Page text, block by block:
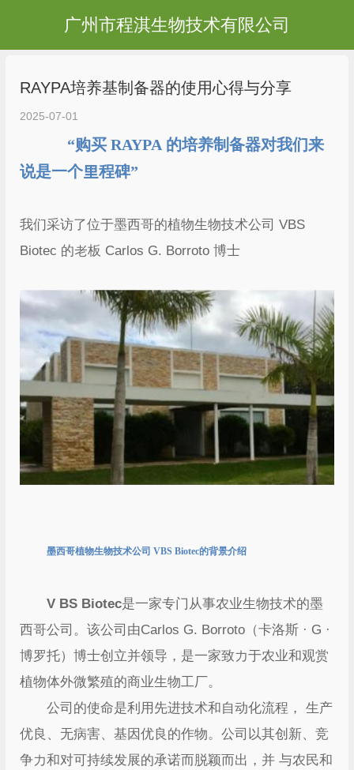
广州市程淇生物技术有限公司
RAYPA培养基制备器的使用心得与分享
2025-07-01
“购买 RAYPA 的培养制备器对我们来
说是一个里程碑”
我们采访了位于墨西哥的植物生物技术公司 VBS
Biotec 的老板 Carlos G. Borroto 博士
墨西哥植物生物技术公司 VBS Biotec的背景介绍
V BS Biotec是一家专门从事农业生物技术的墨
西哥公司。该公司由Carlos G. Borroto（卡洛斯 · G ·
博罗托）博士创立并领导，是一家致力于农业和观赏
植物体外微繁殖的商业生物工厂。
公司的使命是利用先进技术和自动化流程， 生产
优良、无病害、基因优良的作物。公司以其创新、竞
争力和对可持续发展的承诺而脱颖而出，并 与农民和